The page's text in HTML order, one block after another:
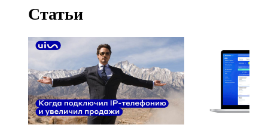
Статьи